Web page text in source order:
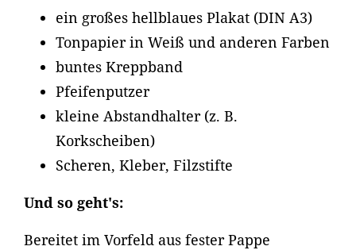
ein großes hellblaues Plakat (DIN A3)
Tonpapier in Weiß und anderen Farben
buntes Kreppband
Pfeifenputzer
kleine Abstandhalter (z. B.
Korkscheiben)
Scheren, Kleber, Filzstifte
Und so geht's:
Bereitet im Vorfeld aus fester Pappe